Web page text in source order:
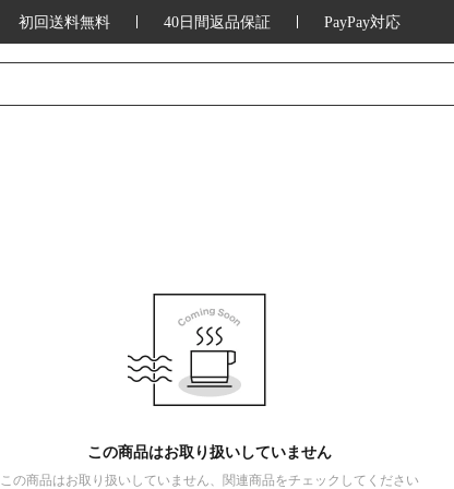
初回送料無料 40日間返品保証 PayPay対応
この商品はお取り扱いしていません
この商品はお取り扱いしていません、関連商品をチェックしてください